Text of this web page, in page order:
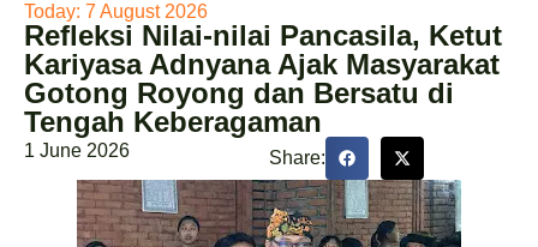
Today: 7 August 2026
Refleksi Nilai-nilai Pancasila, Ketut
Kariyasa Adnyana Ajak Masyarakat
Gotong Royong dan Bersatu di
Tengah Keberagaman
1 June 2026 Share: